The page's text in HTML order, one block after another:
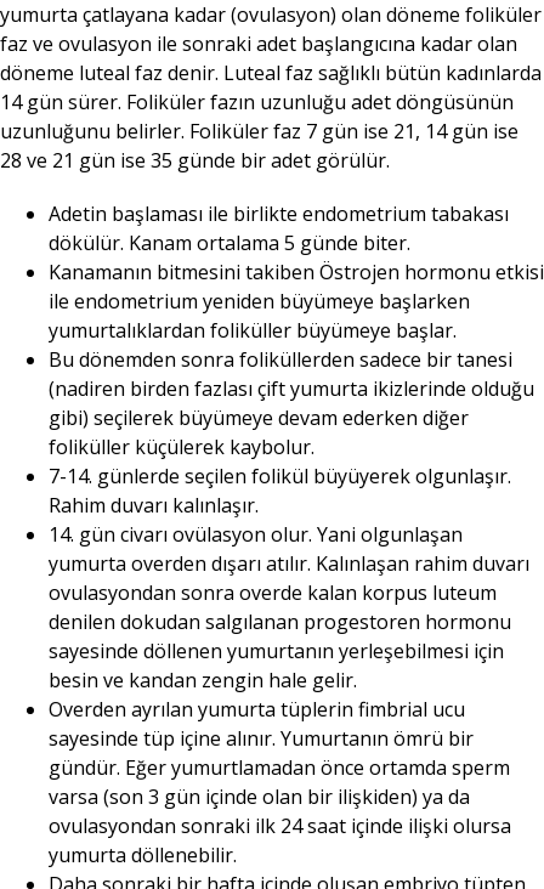
yumurta çatlayana kadar (ovulasyon) olan döneme foliküler
faz ve ovulasyon ile sonraki adet başlangıcına kadar olan
döneme luteal faz denir. Luteal faz sağlıklı bütün kadınlarda
14 gün sürer. Foliküler fazın uzunluğu adet döngüsünün
uzunluğunu belirler. Foliküler faz 7 gün ise 21, 14 gün ise
28 ve 21 gün ise 35 günde bir adet görülür.
Adetin başlaması ile birlikte endometrium tabakası
dökülür. Kanam ortalama 5 günde biter.
Kanamanın bitmesini takiben Östrojen hormonu etkisi
ile endometrium yeniden büyümeye başlarken
yumurtalıklardan foliküller büyümeye başlar.
Bu dönemden sonra foliküllerden sadece bir tanesi
(nadiren birden fazlası çift yumurta ikizlerinde olduğu
gibi) seçilerek büyümeye devam ederken diğer
foliküller küçülerek kaybolur.
7-14. günlerde seçilen folikül büyüyerek olgunlaşır.
Rahim duvarı kalınlaşır.
14. gün civarı ovülasyon olur. Yani olgunlaşan
yumurta overden dışarı atılır. Kalınlaşan rahim duvarı
ovulasyondan sonra overde kalan korpus luteum
denilen dokudan salgılanan progestoren hormonu
sayesinde döllenen yumurtanın yerleşebilmesi için
besin ve kandan zengin hale gelir.
Overden ayrılan yumurta tüplerin fimbrial ucu
sayesinde tüp içine alınır. Yumurtanın ömrü bir
gündür. Eğer yumurtlamadan önce ortamda sperm
varsa (son 3 gün içinde olan bir ilişkiden) ya da
ovulasyondan sonraki ilk 24 saat içinde ilişki olursa
yumurta döllenebilir.